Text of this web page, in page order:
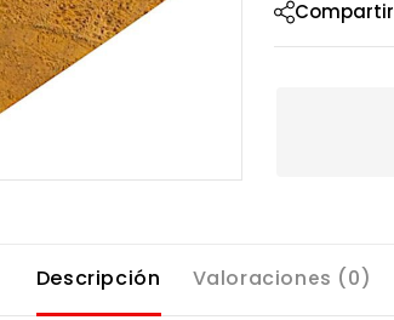
Compartir
Descripción Valoraciones (0)